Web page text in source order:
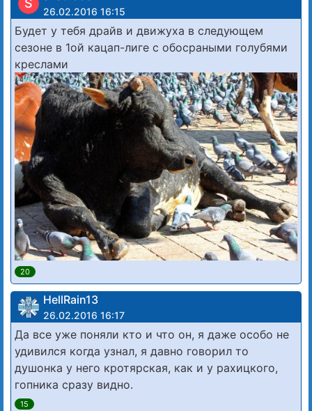
S
26.02.2016 16:15
Будет у тебя драйв и движуха в следующем
сезоне в 1ой кацап-лиге с обосраными голубями
креслами
20
HellRain13
26.02.2016 16:17
Да все уже поняли кто и что он, я даже особо не
удивился когда узнал, я давно говорил то
душонка у него кротярская, как и у рахицкого,
гопника сразу видно.
15